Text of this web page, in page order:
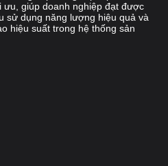
ưu, giúp doanh nghiệp đạt được
sử dụng năng lượng hiệu quả và
hiệu suất trong hệ thống sản